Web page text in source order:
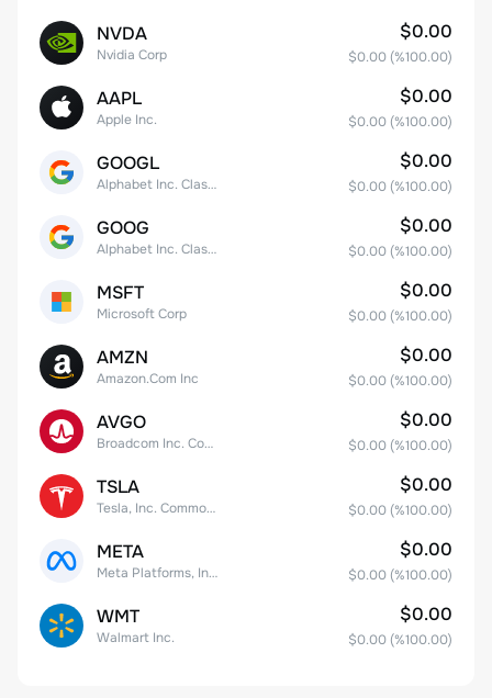
NVDA
Nvidia Corp
$0.00
$0.00 (%100.00)
AAPL
Apple Inc.
$0.00
$0.00 (%100.00)
GOOGL
Alphabet Inc. Class A Common Stock
$0.00
$0.00 (%100.00)
GOOG
Alphabet Inc. Class C Capital Stock
$0.00
$0.00 (%100.00)
MSFT
Microsoft Corp
$0.00
$0.00 (%100.00)
AMZN
Amazon.Com Inc
$0.00
$0.00 (%100.00)
AVGO
Broadcom Inc. Common Stock
$0.00
$0.00 (%100.00)
TSLA
Tesla, Inc. Common Stock
$0.00
$0.00 (%100.00)
META
Meta Platforms, Inc. Class A Common Stock
$0.00
$0.00 (%100.00)
WMT
Walmart Inc.
$0.00
$0.00 (%100.00)